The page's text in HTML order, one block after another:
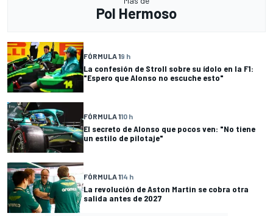
Pol Hermoso
FÓRMULA 19 h
La confesión de Stroll sobre su ídolo en la F1:
"Espero que Alonso no escuche esto"
FÓRMULA 110 h
El secreto de Alonso que pocos ven: "No tiene
un estilo de pilotaje"
FÓRMULA 114 h
La revolución de Aston Martin se cobra otra
salida antes de 2027